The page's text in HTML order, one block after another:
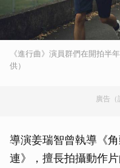
《進行曲》演員群們在開拍半
供）
廣告（
導演姜瑞智曾執導《
連》，擅長拍攝動作